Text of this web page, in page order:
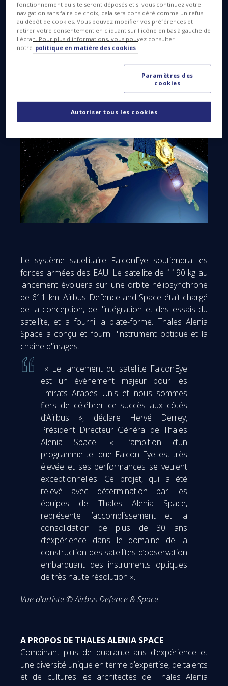
européen (CSG) de Kourou, en Guyane, par une
fusée Arianespace Soyouz.
Détenu et exploité par les Émirats arabes unis,
Space et Thales Alenia Space en tant que co-
Le système satellitaire FalconEye soutiendra les
forces armées des EAU. Le satellite de 1190 kg au
lancement évoluera sur une orbite héliosynchrone
de 611 km. Airbus Defence and Space était chargé
de la conception, de l'intégration et des essais du
satellite, et a fourni la plate-forme. Thales Alenia
Space a conçu et fourni l'instrument optique et la
chaîne d'images.
« Le lancement du satellite FalconEye
est un événement majeur pour les
Emirats Arabes Unis et nous sommes
fiers de célébrer ce succès aux côtés
d’Airbus », déclare Hervé Derrey,
Président Directeur Général de Thales
Alenia Space. « L’ambition d’un
programme tel que Falcon Eye est très
élevée et ses performances se veulent
exceptionnelles. Ce projet, qui a été
relevé avec détermination par les
équipes de Thales Alenia Space,
représente l’accomplissement et la
consolidation de plus de 30 ans
d’expérience dans le domaine de la
construction des satellites d’observation
embarquant des instruments optiques
de très haute résolution ».
Vue d'artiste © Airbus Defence & Space
A PROPOS DE THALES ALENIA SPACE
Combinant plus de quarante ans d’expérience et
une diversité unique en terme d’expertise, de talents
et de cultures les architectes de Thales Alenia
fonctionnement du site seront déposés et si vous continuez votre
navigation sans faire de choix, cela sera considéré comme un refus
au dépôt de cookies. Vous pouvez modifier vos préférences et
retirer votre consentement en cliquant sur l'icône en bas à gauche de
l'écran. Pour plus d'informations, vous pouvez consulter
notre politique en matière des cookies
Paramètres des
cookies
Autoriser tous les cookies